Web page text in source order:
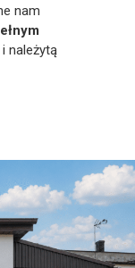
nam
należytą